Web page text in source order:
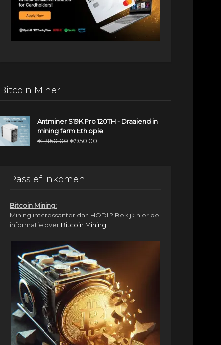
Bitcoin Miner:
Antminer S19K Pro 120TH - Draaiend in
mining farm Ethiopie
€1,950.00Oorspronkelijke
€950.00
Passief Inkomen:
Bitcoin Mining:
Mining interessanter dan HODL? Bekijk hier de
informatie over Bitcoin Mining